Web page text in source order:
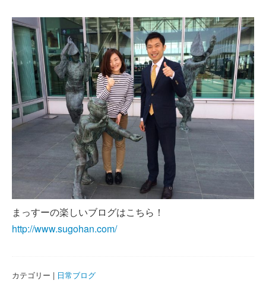
まっすーの楽しいブログはこちら！
http://www.sugohan.com/
カテゴリー | 日常ブログ